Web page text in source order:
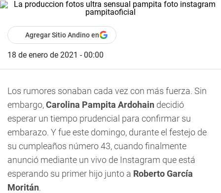
Agregar Sitio Andino en
18 de enero de 2021 - 00:00
Los rumores sonaban cada vez con más fuerza. Sin
embargo,Carolina Pampita Ardohain decidió
esperar un tiempo prudencial para confirmar su
embarazo. Y fue este domingo, durante el festejo de
su cumpleaños número 43, cuando finalmente
anunció mediante un vivo de Instagram que está
esperando su primer hijo junto a Roberto García
Moritán.